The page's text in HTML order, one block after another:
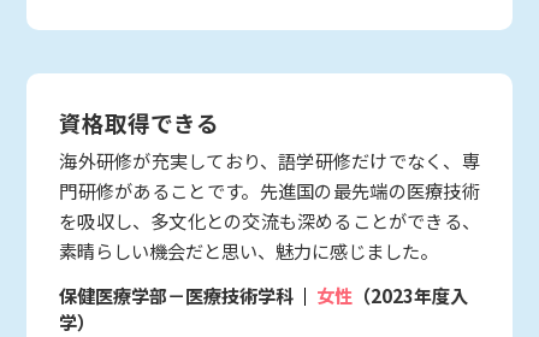
資格取得できる
海外研修が充実しており、語学研修だけでなく、専
門研修があることです。先進国の最先端の医療技術
を吸収し、多文化との交流も深めることができる、
素晴らしい機会だと思い、魅力に感じました。
保健医療学部－医療技術学科
女性 （2023年度入
学）